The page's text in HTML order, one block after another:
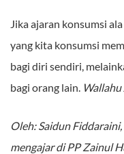
Jika ajaran konsumsi
yang kita konsumsi
bagi diri sendiri,
bagi orang lain. Wallahu
Oleh: Saidun
mengajar di PP Zainul